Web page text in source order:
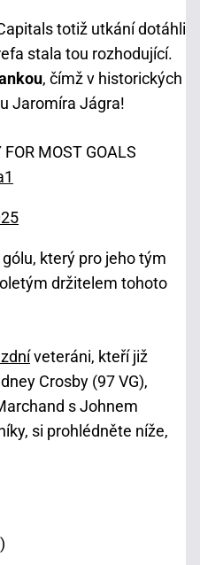
totiž utkání dotáhli
stala tou rozhodující.
, čímž v historických
Jaromíra Jágra!
MOST GOALS
který pro jeho tým
držitelem tohoto
veteráni, kteří již
Crosby (97 VG),
s Johnem
si prohlédněte níže,